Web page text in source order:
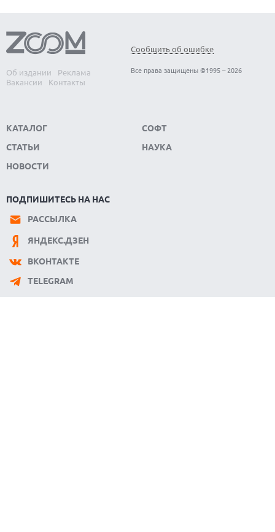
Об издании
Реклама
Вакансии
Контакты
Сообщить об ошибке
Все права защищены ©1995 – 2026
КАТАЛОГ
СТАТЬИ
НОВОСТИ
СОФТ
НАУКА
ПОДПИШИТЕСЬ НА НАС
РАССЫЛКА
ЯНДЕКС.ДЗЕН
ВКОНТАКТЕ
TELEGRAM